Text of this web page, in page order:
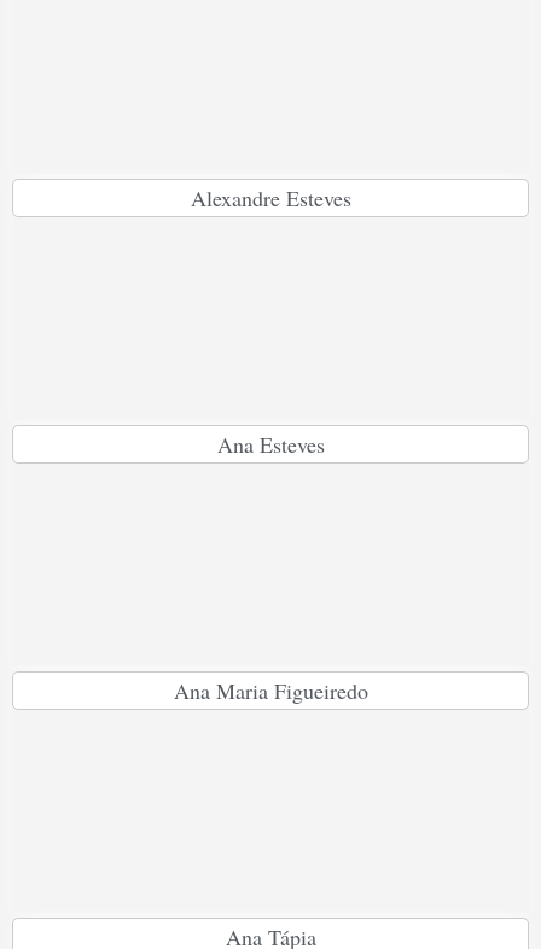
Alexandre Esteves
Ana Esteves
Ana Maria Figueiredo
Ana Tápia